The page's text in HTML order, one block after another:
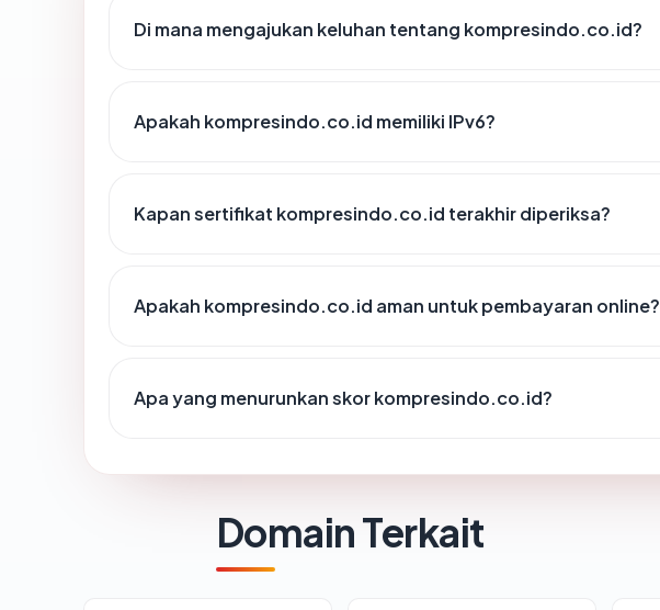
Di mana mengajukan keluhan tentang kompresindo.co.id?
Apakah kompresindo.co.id memiliki IPv6?
Kapan sertifikat kompresindo.co.id terakhir diperiksa?
Apakah kompresindo.co.id aman untuk pembayaran online?
Apa yang menurunkan skor kompresindo.co.id?
Domain Terkait